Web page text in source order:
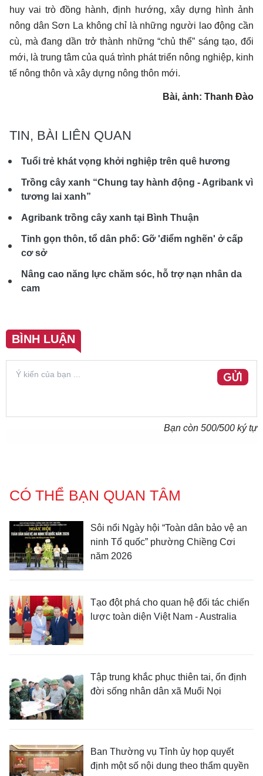
huy vai trò đồng hành, định hướng, xây dựng hình ảnh
nông dân Sơn La không chỉ là những người lao động cần
cù, mà đang dần trở thành những “chủ thể” sáng tạo, đổi
mới, là trung tâm của quá trình phát triển nông nghiệp, kinh
tế nông thôn và xây dựng nông thôn mới.
Bài, ảnh: Thanh Đào
TIN, BÀI LIÊN QUAN
Tuổi trẻ khát vọng khởi nghiệp trên quê hương
Trồng cây xanh “Chung tay hành động - Agribank vì
tương lai xanh”
Agribank trồng cây xanh tại Bình Thuận
Tinh gọn thôn, tổ dân phố: Gỡ 'điểm nghẽn' ở cấp
cơ sở
Nâng cao năng lực chăm sóc, hỗ trợ nạn nhân da
cam
BÌNH LUẬN
GỬI
Bạn còn 500/500 ký tự
CÓ THỂ BẠN QUAN TÂM
Sôi nổi Ngày hội “Toàn dân bảo vệ an
ninh Tổ quốc” phường Chiềng Cơi
năm 2026
Tạo đột phá cho quan hệ đối tác chiến
lược toàn diện Việt Nam - Australia
Tập trung khắc phục thiên tai, ổn định
đời sống nhân dân xã Muổi Nọi
Ban Thường vụ Tỉnh ủy họp quyết
định một số nội dung theo thẩm quyền